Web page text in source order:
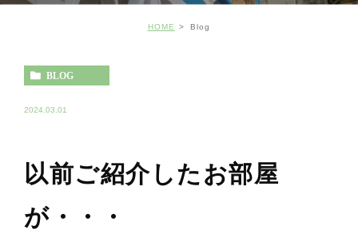
HOME Blog
BLOG
2024.03.01
以前ご紹介したお部屋
が・・・